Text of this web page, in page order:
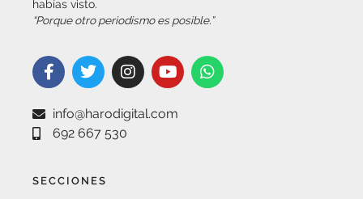
habías visto.
“Porque otro periodismo es posible.”
info@harodigital.com
692 667 530
SECCIONES